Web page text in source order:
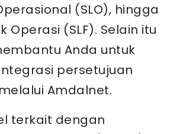
(SLO), hingga
Operasi (SLF). Selain itu
Anda untuk
persetujuan
Amdalnet.
terkait dengan